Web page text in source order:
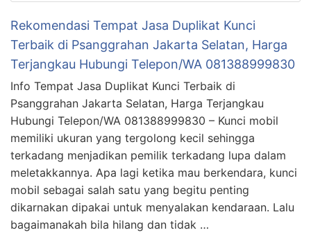
Rekomendasi Tempat Jasa Duplikat Kunci
Terbaik di Psanggrahan Jakarta Selatan, Harga
Terjangkau Hubungi Telepon/WA 081388999830
Info Tempat Jasa Duplikat Kunci Terbaik di
Psanggrahan Jakarta Selatan, Harga Terjangkau
Hubungi Telepon/WA 081388999830 – Kunci mobil
memiliki ukuran yang tergolong kecil sehingga
terkadang menjadikan pemilik terkadang lupa dalam
meletakkannya. Apa lagi ketika mau berkendara, kunci
mobil sebagai salah satu yang begitu penting
dikarnakan dipakai untuk menyalakan kendaraan. Lalu
bagaimanakah bila hilang dan tidak …